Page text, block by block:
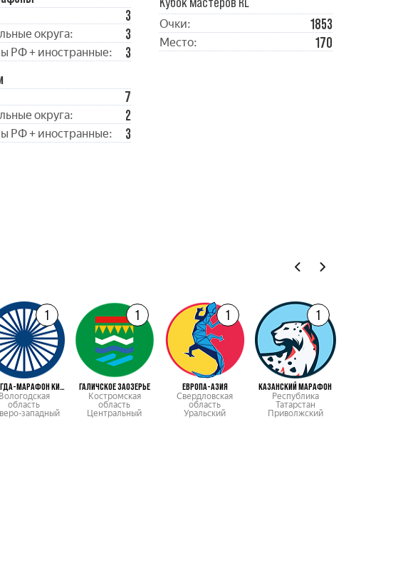
3
округа: 3
РФ + иностранные:
3
7
округа: 2
РФ + иностранные: 3
Очки: 1853
Место: 170
1
ВОЛОГДА-МАРАФОН КИРИКИ-УЛИТА
Вологодская
область
западный
1
ГАЛИЧСКОЕ ЗАОЗЕРЬЕ
Костромская
область
Центральный
1
ЕВРОПА-АЗИЯ
Свердловская
область
Уральский
1
КАЗАНСКИЙ МАРАФОН
Республика
Татарстан
Приволжский